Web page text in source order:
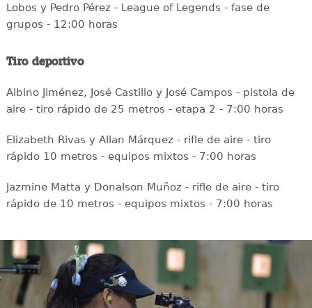
Lobos y Pedro Pérez - League of Legends - fase de
grupos - 12:00 horas
Tiro deportivo
Albino Jiménez, José Castillo y José Campos - pistola de
aire - tiro rápido de 25 metros - etapa 2 - 7:00 horas
Elizabeth Rivas y Allan Márquez - rifle de aire - tiro
rápido 10 metros - equipos mixtos - 7:00 horas
Jazmine Matta y Donalson Muñoz - rifle de aire - tiro
rápido de 10 metros - equipos mixtos - 7:00 horas